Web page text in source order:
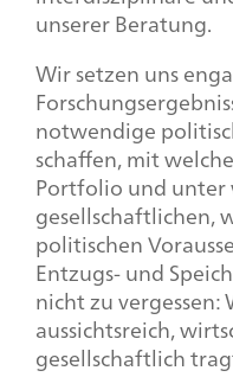
unserer Beratung.
Wir setzen uns
notwendige
schaffen, mit
Portfolio und unter
gesellschaftlichen,
politischen
Entzugs- und
nicht zu vergessen:
aussichtsreich,
gesellschaftlich